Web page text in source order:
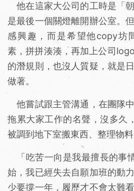
他在這家大公司的工時是「
是最後一個關燈離開辦公室。
感興趣，而是希望他copy坊
素，拼拼湊湊，再加上公司
的潛規則，也沒人質疑，就是
做著。
他嘗試跟主管溝通，在團隊中
拖累大家工作的名聲，沒多久
被調到地下室搬東西、整理物料
「吃苦一向是我最擅長的事
始，我已經失去自願加班的動
少要撐一年，履歷才不會太難